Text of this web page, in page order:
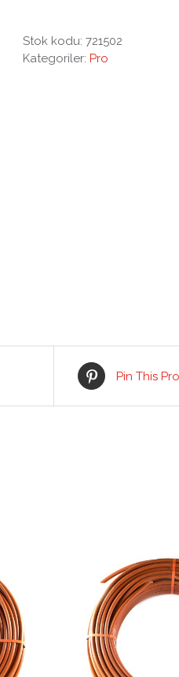
Stok kodu: 721502
Kategoriler: Pro
Pin This